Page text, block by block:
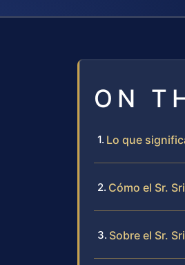
ON
Lo que
Cómo el Sr.
Sobre el Sr.